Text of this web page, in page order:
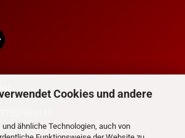
Cookies und andere
ähnliche Technologien, auch von
669747